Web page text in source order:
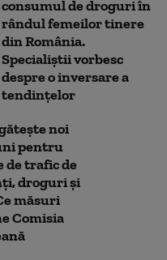
consumul de droguri în
rândul femeilor tinere
din România.
Specialiștii vorbesc
despre o inversare a
tendințelor
noi
pentru
de trafic de
droguri și
măsuri
Comisia